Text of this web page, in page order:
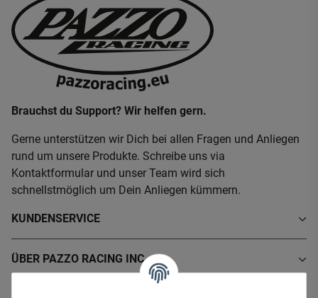
Brauchst du Support? Wir helfen gern.
Gerne unterstützen wir Dich bei allen Fragen und Anliegen
rund um unsere Produkte. Schreibe uns via
Kontaktformular und unser Team wird sich
schnellstmöglich um Dein Anliegen kümmern.
KUNDENSERVICE
ÜBER PAZZO RACING INC.